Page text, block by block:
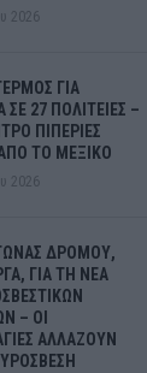
2026
ΓΙΑ
27 ΠΟΛΙΤΕΙΕΣ –
ΠΙΠΕΡΙΕΣ
ΤΟ ΜΕΞΙΚΟ
2026
ΔΡΟΜΟΥ,
ΓΙΑ ΤΗ ΝΕΑ
– ΟΙ
ΑΛΛΑΖΟΥΝ